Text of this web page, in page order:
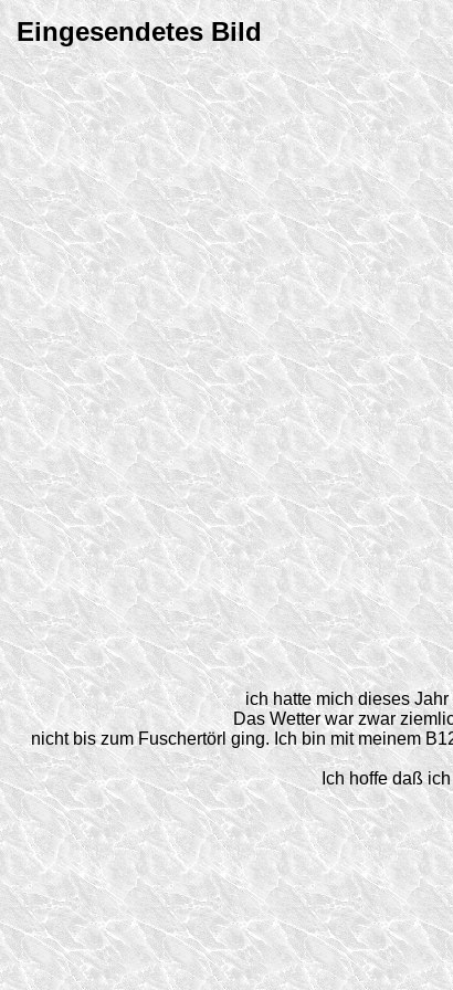
Eingesendetes Bild
ich hatte mich dieses
Das Wetter war zwar
nicht bis zum Fuschertörl ging. Ich bin mit meinem
Ich hoffe daß